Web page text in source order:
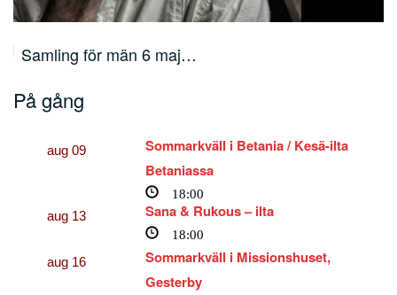
Vart går pengarna? Årsmöte 19.4
På gång
aug 09
Sommarkväll i Betania / Kesä-ilta
Betaniassa
18:00
aug 13 Sana & Rukous – ilta
18:00
aug 16
Sommarkväll i Missionshuset,
Gesterby